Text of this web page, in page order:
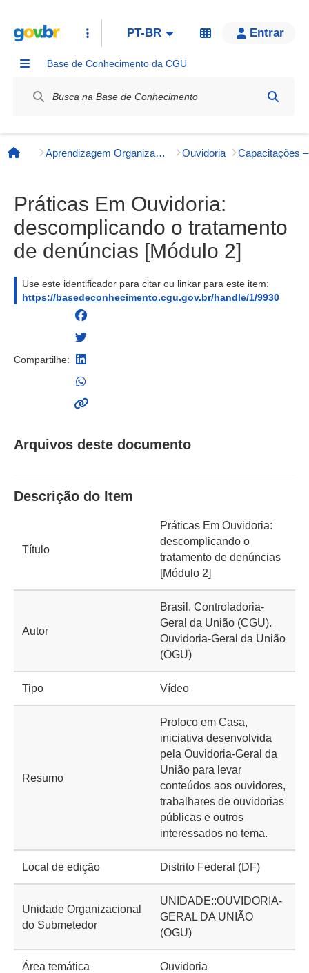
PT-BR Entrar
Base de Conhecimento da CGU
Página inicial
Aprendizagem Organizacional Ouvidoria
Práticas Em Ouvidoria:
descomplicando o tratamento
de denúncias [Módulo 2]
Use este identificador para citar ou linkar para este item:
https://basedeconhecimento.cgu.gov.br/handle/1/9930
Compartilhe:
Arquivos deste documento
Descrição do Item
Título
Práticas Em Ouvidoria:
descomplicando o
tratamento de denúncias
[Módulo 2]
Autor
Brasil. Controladoria-
Geral da União (CGU).
Ouvidoria-Geral da União
(OGU)
Tipo Vídeo
Resumo
Profoco em Casa,
iniciativa desenvolvida
pela Ouvidoria-Geral da
União para levar
conteúdos aos ouvidores,
trabalhares de ouvidorias
públicas e outros
interessados no tema.
Local de edição Distrito Federal (DF)
Unidade Organizacional
do Submetedor
UNIDADE::OUVIDORIA-
GERAL DA UNIÃO
(OGU)
Área temática Ouvidoria